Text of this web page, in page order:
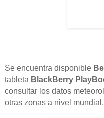
Se encuentra disponible
tableta BlackBerry
consultar los datos
otras zonas a nivel mundial.